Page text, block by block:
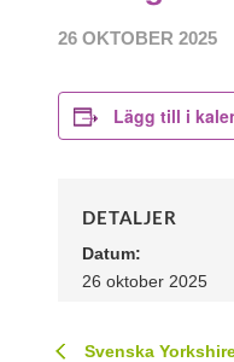
26 OKTOBER 2025
Lägg till i
DETALJER
Datum:
26 oktober 2025
Svenska